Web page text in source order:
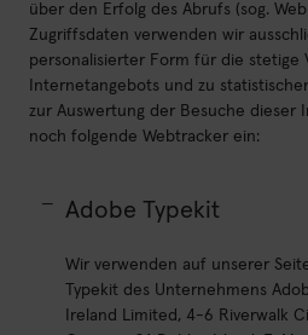
über den Erfolg des Abrufs (sog.
Zugriffsdaten verwenden wir
personalisierter Form für die stetige
Internetangebots und zu
zur Auswertung der Besuche dieser
noch folgende Webtracker ein:
Adobe Typekit
Wir verwenden auf unserer
Typekit des Unternehmens
Ireland Limited, 4-6 Riverwalk